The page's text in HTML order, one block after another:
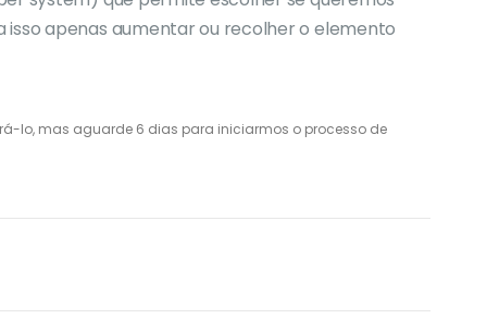
apenas aumentar ou recolher o elemento
lo, mas aguarde 6 dias para iniciarmos o processo de